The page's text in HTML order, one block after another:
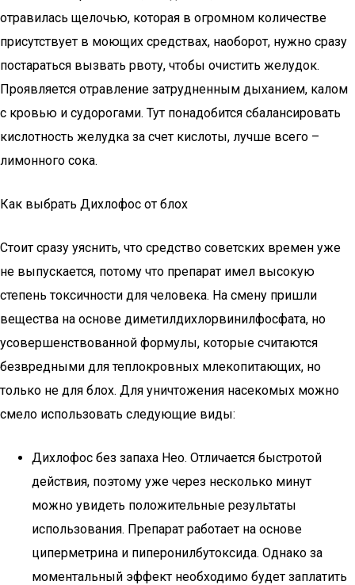
отравилась щелочью, которая в огромном количестве
присутствует в моющих средствах, наоборот, нужно сразу
постараться вызвать рвоту, чтобы очистить желудок.
Проявляется отравление затрудненным дыханием, калом
с кровью и судорогами. Тут понадобится сбалансировать
кислотность желудка за счет кислоты, лучше всего –
лимонного сока.
Как выбрать Дихлофос от блох
Стоит сразу уяснить, что средство советских времен уже
не выпускается, потому что препарат имел высокую
степень токсичности для человека. На смену пришли
вещества на основе диметилдихлорвинилфосфата, но
усовершенствованной формулы, которые считаются
безвредными для теплокровных млекопитающих, но
только не для блох. Для уничтожения насекомых можно
смело использовать следующие виды:
Дихлофос без запаха Нео. Отличается быстротой
действия, поэтому уже через несколько минут
можно увидеть положительные результаты
использования. Препарат работает на основе
циперметрина и пиперонилбутоксида. Однако за
моментальный эффект необходимо будет заплатить